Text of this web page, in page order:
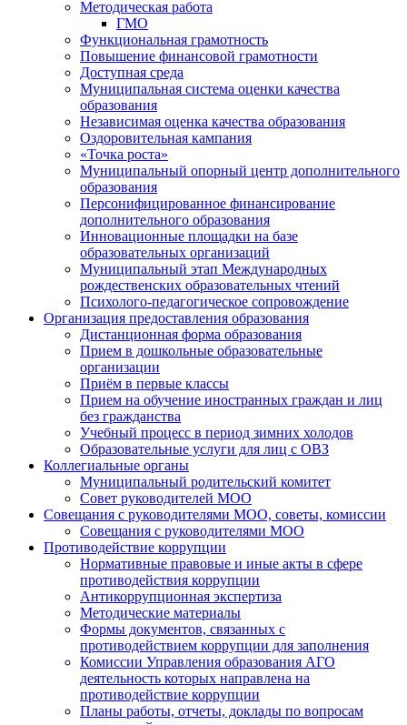
Методическая работа
ГМО
Функциональная грамотность
Повышение финансовой грамотности
Доступная среда
Муниципальная система оценки качества
образования
Независимая оценка качества образования
Оздоровительная кампания
«Точка роста»
Муниципальный опорный центр дополнительного
образования
Персонифицированное финансирование
дополнительного образования
Инновационные площадки на базе
образовательных организаций
Муниципальный этап Международных
рождественских образовательных чтений
Психолого-педагогическое сопровождение
Организация предоставления образования
Дистанционная форма образования
Прием в дошкольные образовательные
организации
Приём в первые классы
Прием на обучение иностранных граждан и лиц
без гражданства
Учебный процесс в период зимних холодов
Образовательные услуги для лиц с ОВЗ
Коллегиальные органы
Муниципальный родительский комитет
Совет руководителей МОО
Совещания с руководителями МОО, советы, комиссии
Совещания с руководителями МОО
Противодействие коррупции
Нормативные правовые и иные акты в сфере
противодействия коррупции
Антикоррупционная экспертиза
Методические материалы
Формы документов, связанных с
противодействием коррупции для заполнения
Комиссии Управления образования АГО
деятельность которых направлена на
противодействие коррупции
Планы работы, отчеты, доклады по вопросам